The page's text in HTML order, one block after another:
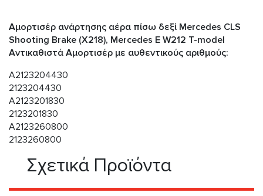
Αμορτισέρ ανάρτησης αέρα πίσω δεξί Mercedes CLS
Shooting Brake (X218), Mercedes E W212 T-model
Αντικαθιστά Αμορτισέρ με αυθεντικούς αριθμούς:
A2123204430
2123204430
A2123201830
2123201830
A2123260800
2123260800
Σχετικά Προϊόντα